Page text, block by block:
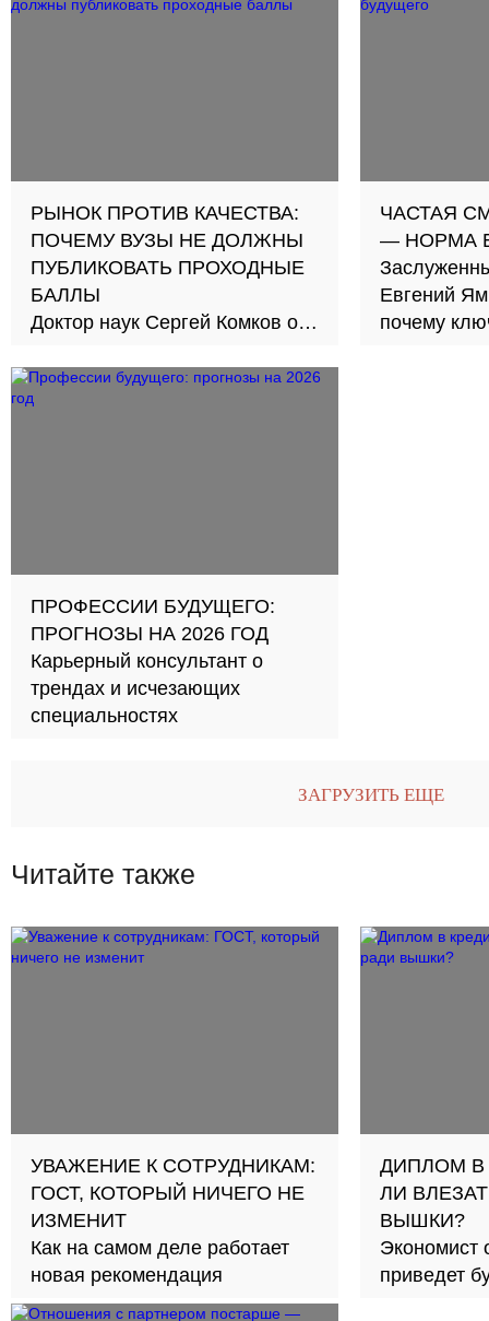
РЫНОК ПРОТИВ КАЧЕСТВА:
ПОЧЕМУ ВУЗЫ НЕ ДОЛЖНЫ
ПУБЛИКОВАТЬ ПРОХОДНЫЕ
БАЛЛЫ
Доктор наук Сергей Комков о
стандартами 30 лет отвлекала
вузы от подготовки реальных
ЧАСТАЯ
— НОРМА
Евгений
почему
ПРОФЕССИИ БУДУЩЕГО:
ПРОГНОЗЫ НА 2026 ГОД
Карьерный консультант о
трендах и исчезающих
специальностях
ЗАГРУЗИТЬ ЕЩЕ
Читайте также
УВАЖЕНИЕ К СОТРУДНИКАМ:
ГОСТ, КОТОРЫЙ НИЧЕГО НЕ
ИЗМЕНИТ
Как на самом деле работает
новая рекомендация
ДИПЛОМ В
ЛИ
ВЫШКИ?
Экономист
приведет